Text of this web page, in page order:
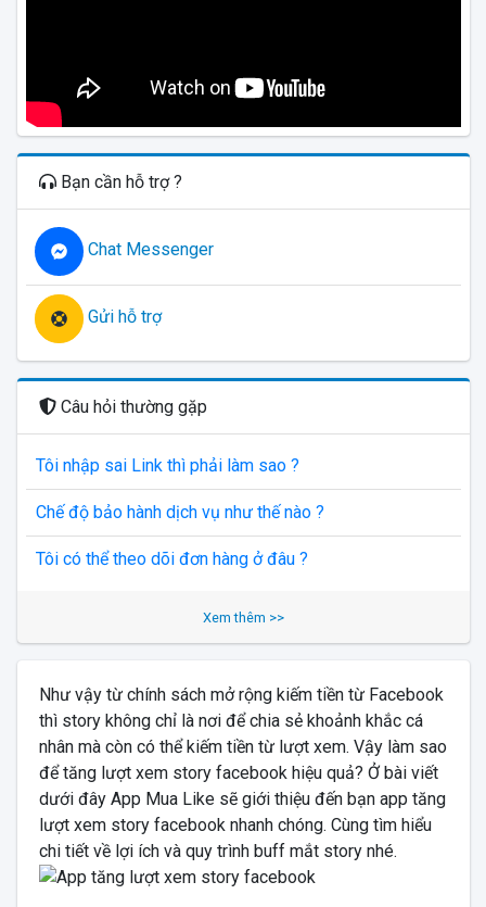
Bạn cần hỗ trợ ?
Chat Messenger
Gửi hỗ trợ
Câu hỏi thường gặp
Tôi nhập sai Link thì phải làm sao ?
Chế độ bảo hành dịch vụ như thế nào ?
Tôi có thể theo dõi đơn hàng ở đâu ?
Xem thêm >>
Như vậy từ chính sách mở rộng kiếm tiền từ Facebook
thì story không chỉ là nơi để chia sẻ khoảnh khắc cá
nhân mà còn có thể kiếm tiền từ lượt xem. Vậy làm sao
để tăng lượt xem story facebook hiệu quả? Ở bài viết
dưới đây App Mua Like sẽ giới thiệu đến bạn app tăng
lượt xem story facebook nhanh chóng. Cùng tìm hiểu
chi tiết về lợi ích và quy trình buff mắt story nhé.